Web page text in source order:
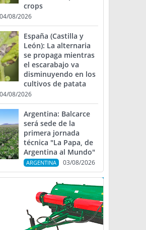
crops
04/08/2026
España (Castilla y
León): La alternaria
se propaga mientras
el escarabajo va
disminuyendo en los
cultivos de patata
04/08/2026
Argentina: Balcarce
será sede de la
primera jornada
técnica "La Papa, de
Argentina al Mundo"
ARGENTINA 03/08/2026